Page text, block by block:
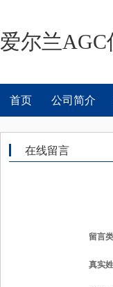
爱尔兰
首页 公司简介
在线留言
留言
真实